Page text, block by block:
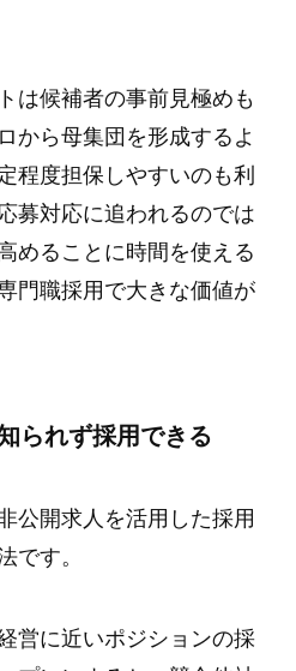
は候補者の事前見極めも
から母集団を形成するよ
程度担保しやすいのも利
募対応に追われるのでは
めることに時間を使える
門職採用で大きな価値が
られず採用できる
公開求人を活用した採用
です。
営に近いポジションの採